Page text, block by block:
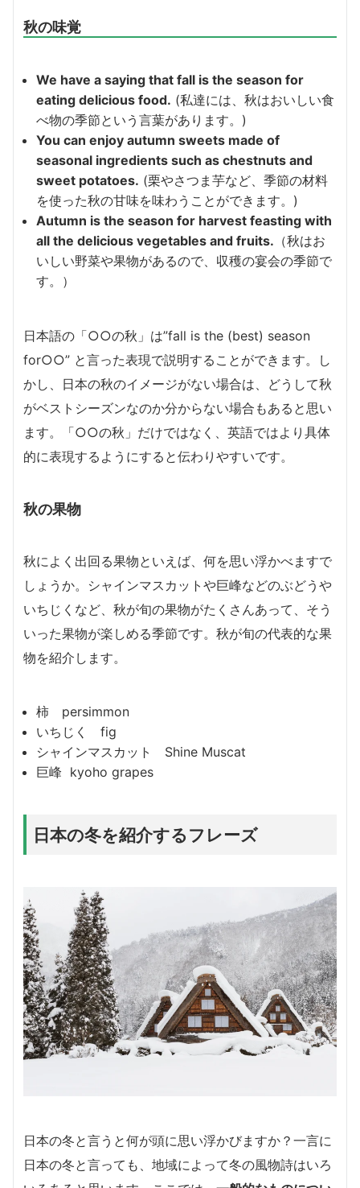
秋の味覚
We have a saying that fall is the season for
eating delicious food. (私達には、秋はおいしい食
べ物の季節という言葉があります。)
You can enjoy autumn sweets made of
seasonal ingredients such as chestnuts and
sweet potatoes. (栗やさつま芋など、季節の材料
を使った秋の甘味を味わうことができます。)
Autumn is the season for harvest feasting with
all the delicious vegetables and fruits. （秋はお
いしい野菜や果物があるので、収穫の宴会の季節で
す。）
日本語の「○○の秋」は”fall is the (best) season
for○○” と言った表現で説明することができます。し
かし、日本の秋のイメージがない場合は、どうして秋
がベストシーズンなのか分からない場合もあると思い
ます。「○○の秋」だけではなく、英語ではより具体
的に表現するようにすると伝わりやすいです。
秋の果物
秋によく出回る果物といえば、何を思い浮かべますで
しょうか。シャインマスカットや巨峰などのぶどうや
いちじくなど、秋が旬の果物がたくさんあって、そう
いった果物が楽しめる季節です。秋が旬の代表的な果
物を紹介します。
柿 persimmon
いちじく fig
シャインマスカット Shine Muscat
巨峰 kyoho grapes
日本の冬を紹介するフレーズ
日本の冬と言うと何が頭に思い浮かびますか？一言に
日本の冬と言っても、地域によって冬の風物詩はいろ